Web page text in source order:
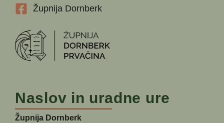
Župnija Dornberk
Naslov in uradne ure
Župnija Dornberk